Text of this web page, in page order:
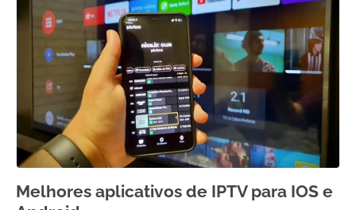
Melhores aplicativos de IPTV para IOS e